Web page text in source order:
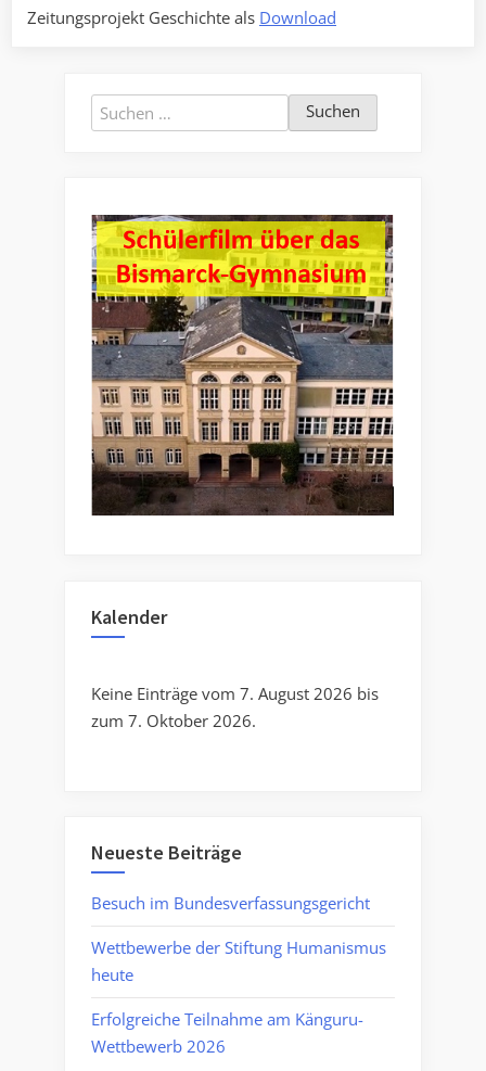
Zeitungsprojekt Geschichte als Download
Suchen
nach:
Kalender
Keine Einträge vom 7. August 2026 bis
zum 7. Oktober 2026.
Neueste Beiträge
Besuch im Bundesverfassungsgericht
Wettbewerbe der Stiftung Humanismus
heute
Erfolgreiche Teilnahme am Känguru-
Wettbewerb 2026